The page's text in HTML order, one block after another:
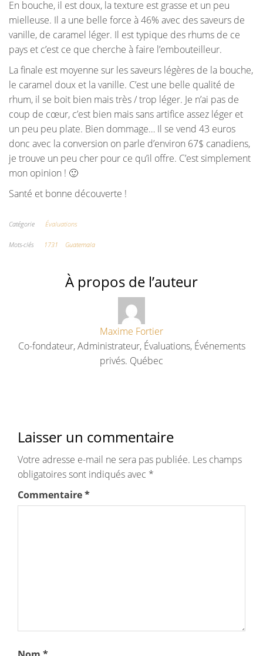
En bouche, il est doux, la texture est grasse et un peu
mielleuse. Il a une belle force à 46% avec des saveurs de
vanille, de caramel léger. Il est typique des rhums de ce
pays et c’est ce que cherche à faire l’embouteilleur.
La finale est moyenne sur les saveurs légères de la bouche,
le caramel doux et la vanille. C’est une belle qualité de
rhum, il se boit bien mais très / trop léger. Je n’ai pas de
coup de cœur, c’est bien mais sans artifice assez léger et
un peu peu plate. Bien dommage… Il se vend 43 euros
donc avec la conversion on parle d’environ 67$ canadiens,
je trouve un peu cher pour ce qu’il offre. C’est simplement
mon opinion ! 🙂
Santé et bonne découverte !
Catégorie Évaluations
Mots-clés 1731 Guatemala
À propos de l’auteur
Maxime Fortier
Co-fondateur, Administrateur, Évaluations, Événements
privés. Québec
Laisser un commentaire
Votre adresse e-mail ne sera pas publiée. Les champs
obligatoires sont indiqués avec *
Commentaire*